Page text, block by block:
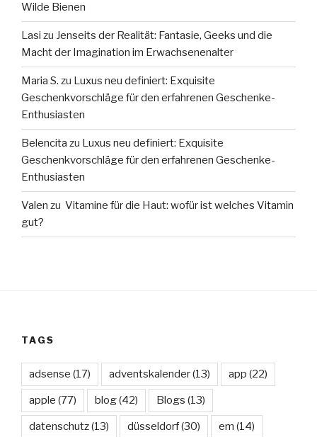
Wilde Bienen
Lasi zu Jenseits der Realität: Fantasie, Geeks und die
Macht der Imagination im Erwachsenenalter
Maria S. zu Luxus neu definiert: Exquisite
Geschenkvorschläge für den erfahrenen Geschenke-
Enthusiasten
Belencita zu Luxus neu definiert: Exquisite
Geschenkvorschläge für den erfahrenen Geschenke-
Enthusiasten
Valen zu Vitamine für die Haut: wofür ist welches Vitamin
gut?
TAGS
adsense (17) adventskalender(13) app (22)
apple (77) blog(42) Blogs (13)
datenschutz(13) düsseldorf(30) em (14)